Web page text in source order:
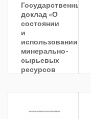
Государственный
доклад «О
состоянии
и
использовании
минерально-
сырьевых
ресурсов